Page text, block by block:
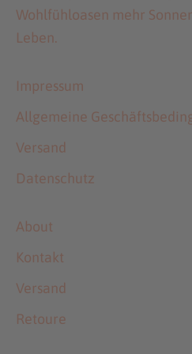
Wohlfühloasen mehr
Leben.
Impressum
Allgemeine
Versand
Datenschutz
About
Kontakt
Versand
Retoure